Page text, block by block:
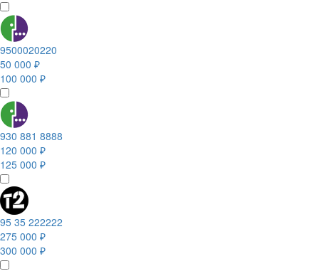
9500020220
50 000 ₽
100 000 ₽
930 881 8888
120 000 ₽
125 000 ₽
95 35 222222
275 000 ₽
300 000 ₽